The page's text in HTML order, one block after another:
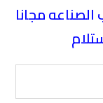
مجانا